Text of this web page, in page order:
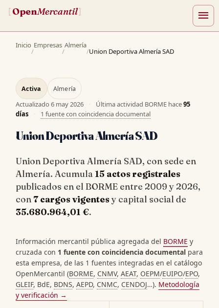
[OpenMercantil] menu
Inicio
/
Empresas
/
Almería
/Union Deportiva Almería SAD
Activa Almería
Actualizado 6 may 2026 · Última actividad BORME hace95
días
· 1 fuente con coincidencia documental
Union Deportiva Almería SAD
Union Deportiva Almería SAD, con sede en
Almería. Acumula 15 actos registrales
publicados en el BORME entre 2009 y 2026,
con 7 cargos vigentesy capital social de
35.680.964,01 €.
Información mercantil pública agregada del BORME y
cruzada con 1 fuente con coincidencia documental para
esta empresa, de las 1 fuentes integradas en el catálogo
OpenMercantil (BORME, CNMV, AEAT, OEPM/EUIPO/EPO,
GLEIF, BdE, BDNS, AEPD, CNMC, CENDOJ…). Metodología
y verificación →